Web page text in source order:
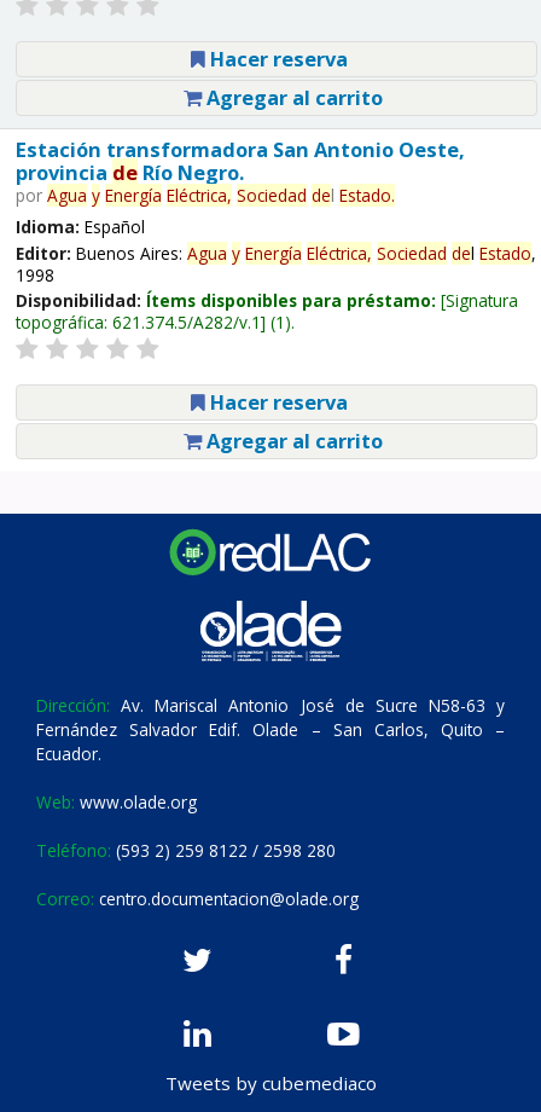
Hacer reserva
Agregar al carrito
Estación transformadora San Antonio Oeste,
provincia deRío Negro.
por Agua y Energía Eléctrica, Sociedad del Estado.
Idioma: Español
Editor: Buenos Aires: Agua y Energía Eléctrica, Sociedad del Estado,
1998
Disponibilidad: Ítems disponibles para préstamo: Signatura
topográfica: 621.374.5/A282/v.1 (1).
Hacer reserva
Agregar al carrito
Dirección: Av. Mariscal Antonio José de Sucre N58-63 y
Fernández Salvador Edif. Olade – San Carlos, Quito –
Ecuador.
Web: www.olade.org
Teléfono: (593 2) 259 8122 / 2598 280
Correo: centro.documentacion@olade.org
Tweets by cubemediaco